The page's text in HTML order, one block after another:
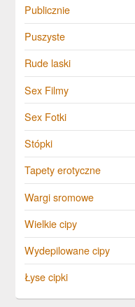
Publicznie
Puszyste
Rude laski
Sex Filmy
Sex Fotki
Stópki
Tapety erotyczne
Wargi sromowe
Wielkie cipy
Wydepilowane cipy
Łyse cipki